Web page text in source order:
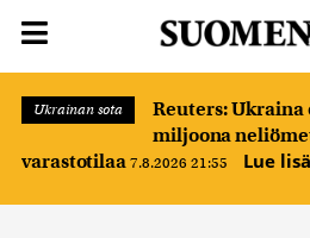
Ukrainan sota
Reuters:
miljoona
varastotilaa 7.8.2026 21:55 Lue